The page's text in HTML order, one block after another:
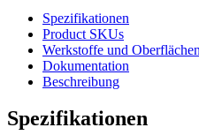
Spezifikationen
Product SKUs
Werkstoffe und Oberflächen
Dokumentation
Beschreibung
Spezifikationen